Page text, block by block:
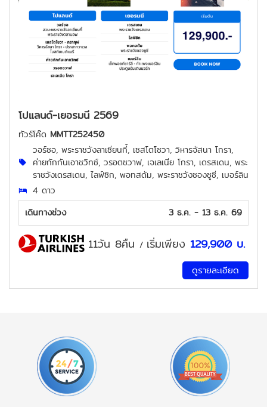
โปแลนด์-เยอรมนี 2569
ทัวร์โค๊ด MMTT252450
วอร์ซอ, พระราชวังลาเซียนกี้, เซสโตโซวา, วิหารจัสนา โกรา,
ค่ายกักกันเอาชวิทซ์, วรอตซวาฟ, เจเลเนีย โกรา, เดรสเดน, พระ
ราชวังเดรสเดน, ไลฟ์ซิก, พอทสดัม, พระราชวังซองซูซี, เบอร์ลิน
4 ดาว
เดินทางช่วง
3 ธ.ค. - 13 ธ.ค. 69
11วัน 8คืน / เริ่มเพียง 129,900 บ.
ดูรายละเอียด